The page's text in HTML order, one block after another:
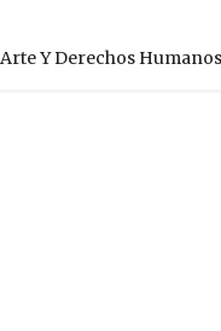
Arte Y Derechos Humanos